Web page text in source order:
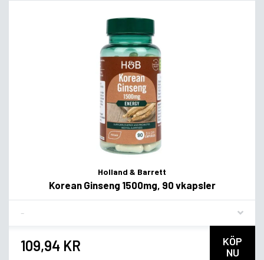
Holland & Barrett
Korean Ginseng 1500mg, 90 vkapsler
109,94 KR
KÖP
NU